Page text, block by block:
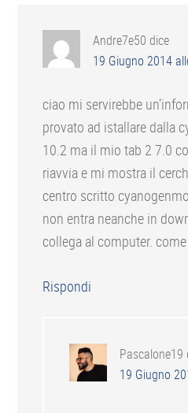
Andre7e50 dice
19 Giugno 2014
ciao mi servirebbe
provato ad istallare dalla
10.2 ma il mio tab 2 7.0
riavvia e mi mostra il
centro scritto
non entra neanche in
collega al computer.
Rispondi
Pascalone19
19 Giugno